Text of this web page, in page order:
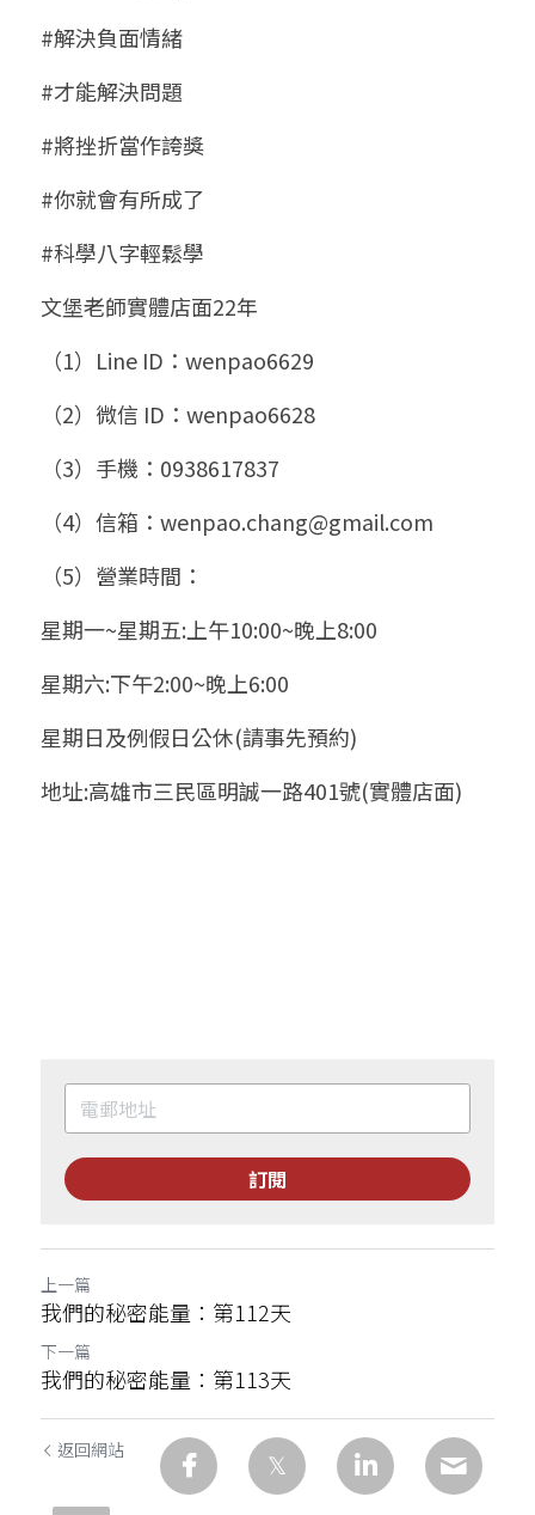
#解決負面情緒
#才能解決問題
#將挫折當作誇獎
#你就會有所成了
#科學八字輕鬆學
文堡老師實體店面22年
（1）Line ID：wenpao6629
（2）微信 ID：wenpao6628
（3）手機：0938617837
（4）信箱：wenpao.chang@gmail.com
（5）營業時間：
星期一~星期五:上午10:00~晚上8:00
星期六:下午2:00~晚上6:00
星期日及例假日公休(請事先預約)
地址:高雄市三民區明誠一路401號(實體店面)
訂閱
上一篇
我們的秘密能量：第112天
下一篇
我們的秘密能量：第113天
返回網站